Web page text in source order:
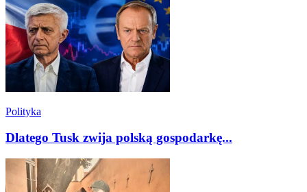
Polityka
Dlatego Tusk zwija polską gospodarkę...